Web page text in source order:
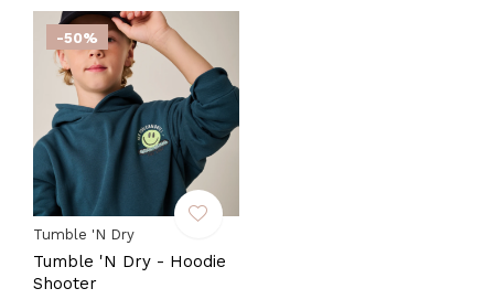
-50%
Tumble 'N Dry
Tumble 'N Dry - Hoodie
Shooter